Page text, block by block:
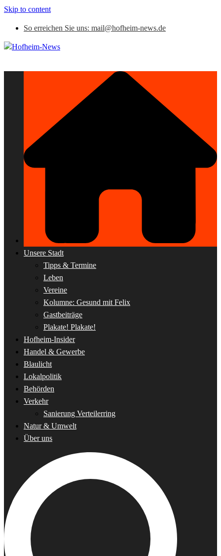
Skip to content
So erreichen Sie uns: mail@hofheim-news.de
Unsere Stadt
Tipps & Termine
Leben
Vereine
Kolumne: Gesund mit Felix
Gastbeiträge
Plakate! Plakate!
Hofheim-Insider
Handel & Gewerbe
Blaulicht
Lokalpolitik
Behörden
Verkehr
Sanierung Verteilerring
Natur & Umwelt
Über uns